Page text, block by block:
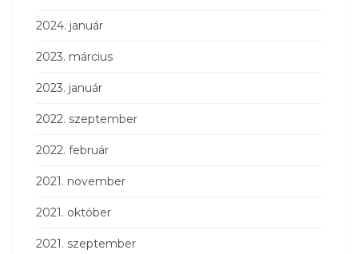
2024. január
2023. március
2023. január
2022. szeptember
2022. február
2021. november
2021. október
2021. szeptember